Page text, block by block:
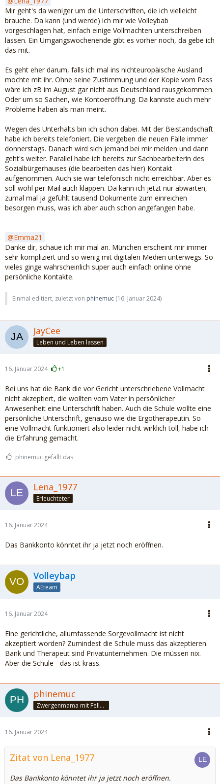
Mir geht's da weniger um die Unterschriften, die ich vielleicht
brauche. Da kann (und werde) ich mir wie Volleybab
vorgeschlagen hat, einfach einige Vollmachten unterschreiben
lassen. Ein Umgangswochenende gibt es vorher noch, da gebe ich
das mit.
Es geht eher darum, falls ich mal ins nichteuropäische Ausland
möchte mit ihr. Ohne seine Zustimmung und der Kopie vom Pass
wäre ich zB im August gar nicht aus Deutschland rausgekommen.
Oder um so Sachen, wie Kontoeröffnung. Da kannste auch mehr
Probleme haben als man meint.
Wegen des Unterhalts bin ich schon dabei. Mit der Beistandschaft
habe ich bereits telefoniert. Die vergeben die neuen Fälle immer
donnerstags. Danach wird sich jemand bei mir melden und dann
geht's weiter. Parallel habe ich bereits zur Sachbearbeiterin des
Sozialbürgerhauses (die bearbeiten das hier) Kontakt
aufgenommen. Auch sie war telefonisch nicht erreichbar. Aber es
soll wohl per Mail auch klappen. Da kann ich jetzt nur abwarten,
zumal mal ja gefühlt tausend Dokumente zum einreichen
besorgen muss, was ich aber auch schon angefangen habe.
Emma21
Danke dir, schaue ich mir mal an. München erscheint mir immer
sehr kompliziert und so wenig mit digitalen Medien unterwegs. So
vieles ginge wahrscheinlich super auch einfach online ohne
persönliche Kontakte.
Einmal editiert, zuletzt von phinemuc (16. Januar 2024)
JayCee
Leben und Leben lassen
16. Januar 2024 +1
Bei uns hat die Bank die vor Gericht unterschriebene Vollmacht
nicht akzeptiert, die wollten vom Vater in persönlicher
Anwesenheit eine Unterschrift haben. Auch die Schule wollte eine
persönliche Unterschrift, genauso wie die Ergotherapeutin. So
eine Vollmacht funktioniert also leider nicht wirklich toll, habe ich
die Erfahrung gemacht.
phinemuc gefällt das.
Lena_1977
Erleuchteter
16. Januar 2024
Das Bankkonto könntet ihr ja jetzt noch eröffnen.
Volleybap
AEteam
16. Januar 2024
Eine gerichtliche, allumfassende Sorgevollmacht ist nicht
akzeptiert worden? Zumindest die Schule muss das akzeptieren.
Bank und Therapeut sind Privatunternehmen. Die müssen nix.
Aber die Schule - das ist krass.
phinemuc
Zwergenmama mit Fellnasen
16. Januar 2024
Zitat von Lena_1977
Das Bankkonto könntet ihr ja jetzt noch eröffnen.